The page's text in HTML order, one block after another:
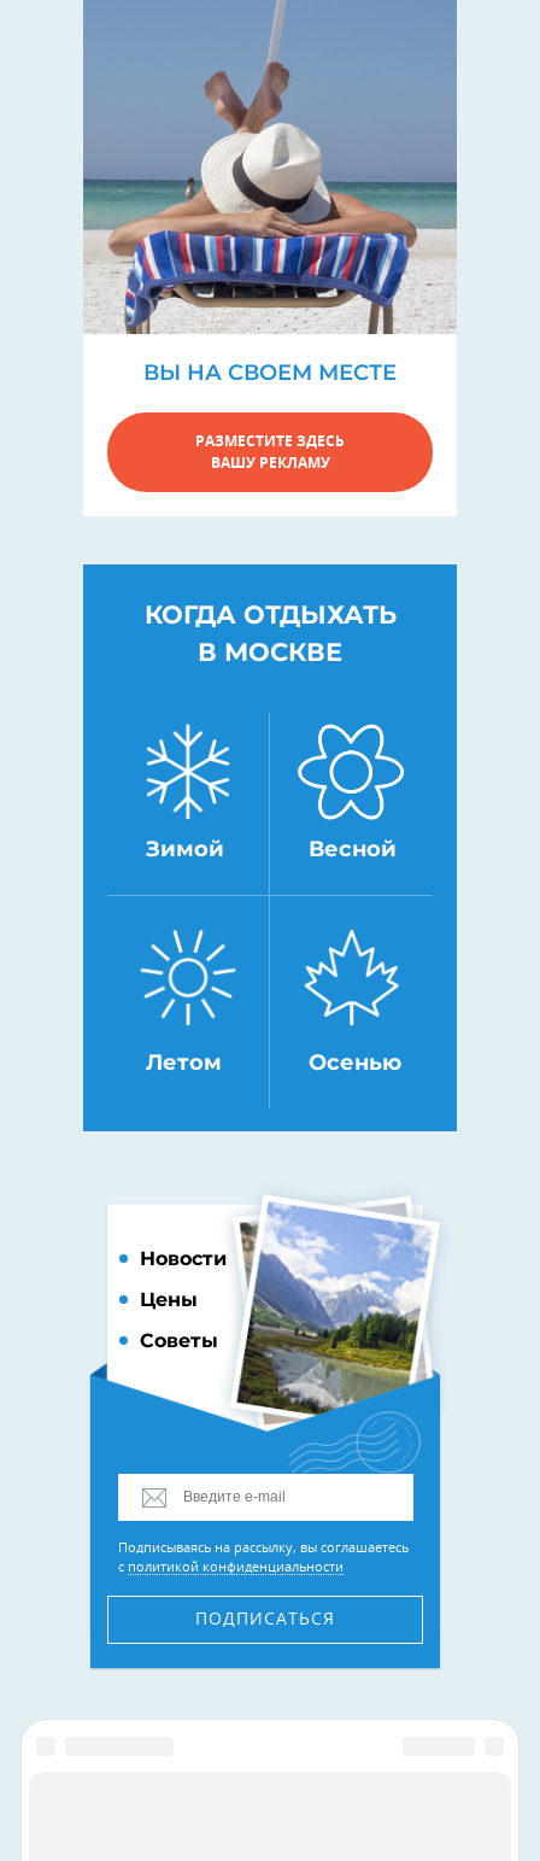
ВЫ НА СВОЕМ МЕСТЕ
РАЗМЕСТИТЕ ЗДЕСЬ
ВАШУ РЕКЛАМУ
КОГДА ОТДЫХАТЬ
В МОСКВЕ
Зимой Весной
Летом Осенью
Новости
Цены
Советы
Подписываясь на рассылку, вы соглашаетесь
с политикой конфиденциальности
ПОДПИСАТЬСЯ